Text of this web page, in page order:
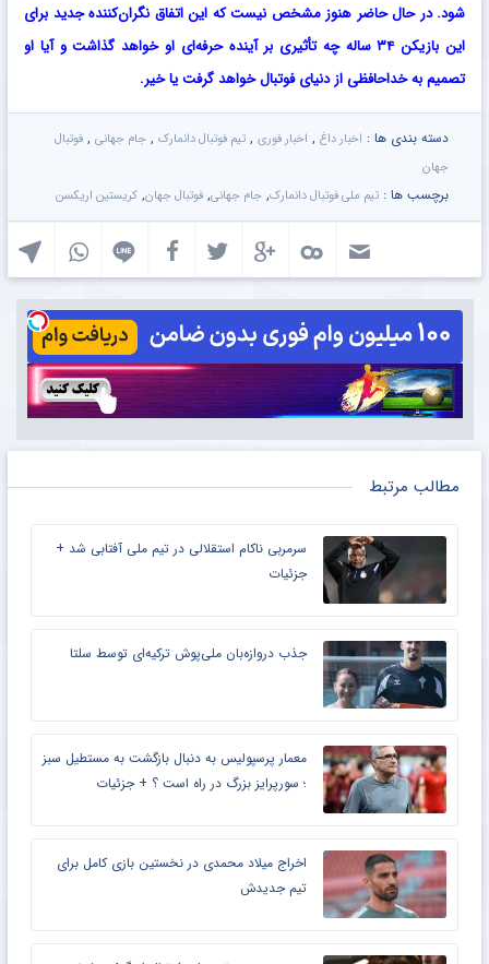
شود. در حال حاضر هنوز مشخص نیست که این اتفاق نگران‌کننده جدید برای
این بازیکن ۳۴ ساله چه تأثیری بر آینده حرفه‌ای او خواهد گذاشت و آیا او
تصمیم به خداحافظی از دنیای فوتبال خواهد گرفت یا خیر.
دسته بندی ها : اخبار داغ , اخبار فوری , تیم فوتبال دانمارک , جام جهانی , فوتبال
جهان
برچسب ها : تیم ملی فوتبال دانمارک, جام جهانی, فوتبال جهان, کریستین اریکسن
مطالب مرتبط
سرمربی ناکام استقلالی در تیم ملی آفتابی شد +
جزئیات
جذب دروازه‌بان ملی‌پوش ترکیه‌ای توسط سلتا
معمار پرسپولیس به دنبال بازگشت به مستطیل سبز
؛ سورپرایز بزرگ در راه است ؟ + جزئیات
اخراج میلاد محمدی در نخستین بازی کامل برای
تیم جدیدش